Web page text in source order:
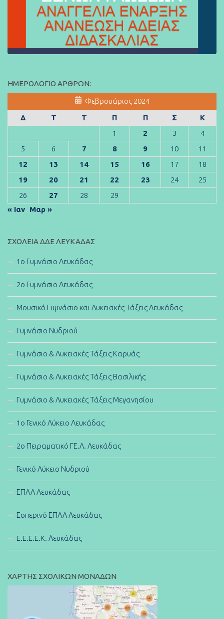
ΗΜΕΡΟΛΌΓΙΟ ΆΡΘΡΩΝ:
Φεβρουάριος 2024
Δ
Τ Τ Π Π Σ
Κ
1
2 3
4
5
6 7 8 9 10
11
12
13 14 15 16 17
18
19
20 21 22 23 24
25
26
27 28
29
« Ιαν Μαρ »
ΣΧΟΛΕΊΑ ΔΔΕ ΛΕΥΚΆΔΑΣ
1ο Γυμνάσιο Λευκάδας
2ο Γυμνάσιο Λευκάδας
Μουσικό Γυμνάσιο και Λυκειακές Τάξεις Λευκάδας
Γυμνάσιο Νυδριού
Γυμνάσιο & Λυκειακές Τάξεις Καρυάς
Γυμνάσιο & Λυκειακές Τάξεις Βασιλικής
Γυμνάσιο & Λυκειακές Τάξεις Μεγανησίου
1ο Γενικό Λύκειο Λευκάδας
2ο Πειραματικό ΓΕ.Λ. Λευκάδας
Γενικό Λύκειο Νυδριού
ΕΠΑΛ Λευκάδας
Εσπερινό ΕΠΑΛ Λευκάδας
E.E.E.E.K. Λευκάδας
ΧΑΡΤΗΣ ΣΧΟΛΙΚΩΝ ΜΟΝΑΔΩΝ